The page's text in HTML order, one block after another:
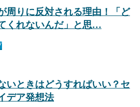
周りに反対される理由！「ど
くれないんだ」と思…
いときはどうすればいい？セ
デア発想法